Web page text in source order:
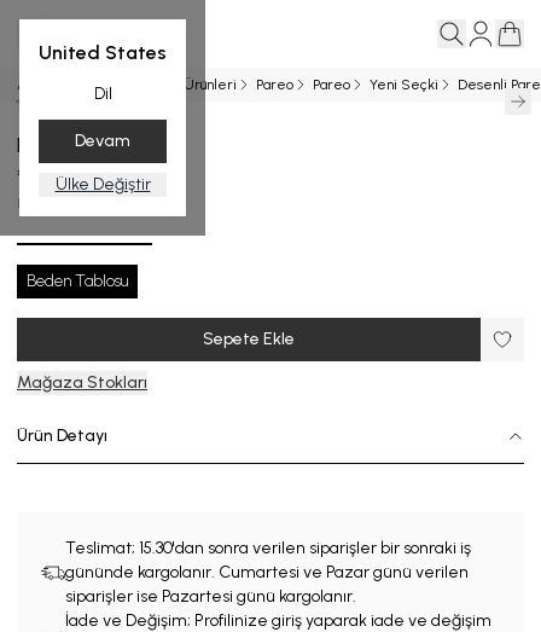
United States
Dil
Devam
Ülke Değiştir
Ana Sayfa Entegrasyon Ürünleri Pareo Pareo Yeni Seçki Desenli
Desenli Pareo
₺ 7,999.00
P.3056-26_R133_STD
Beden Tablosu
Sepete Ekle
Mağaza Stokları
Ürün Detayı
Teslimat; 15.30'dan sonra verilen siparişler bir sonraki iş
gününde kargolanır. Cumartesi ve Pazar günü verilen
siparişler ise Pazartesi günü kargolanır.
İade ve Değişim; Profilinize giriş yaparak iade ve değişim